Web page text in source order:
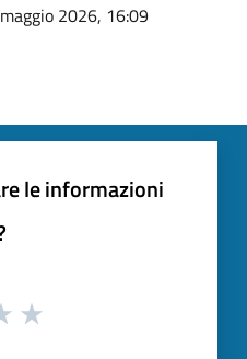
2026, 16:09
le informazioni